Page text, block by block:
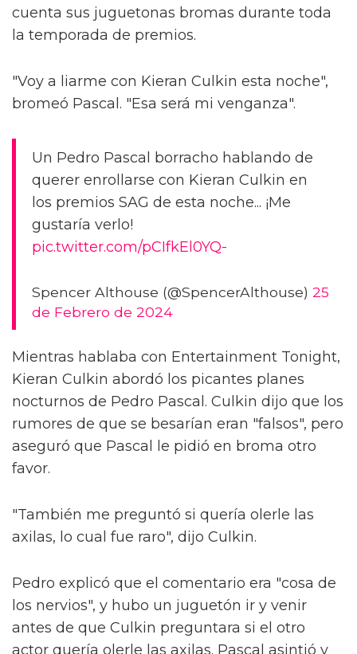
cuenta sus juguetonas bromas durante toda
la temporada de premios.
"Voy a liarme con Kieran Culkin esta noche",
bromeó Pascal. "Esa será mi venganza".
Un Pedro Pascal borracho hablando de
querer enrollarse con Kieran Culkin en
los premios SAG de esta noche... ¡Me
gustaría verlo!
pic.twitter.com/pCIfkEl0YQ-
Spencer Althouse (@SpencerAlthouse) 25
de Febrero de 2024
Mientras hablaba con Entertainment Tonight,
Kieran Culkin abordó los picantes planes
nocturnos de Pedro Pascal. Culkin dijo que los
rumores de que se besarían eran "falsos", pero
aseguró que Pascal le pidió en broma otro
favor.
"También me preguntó si quería olerle las
axilas, lo cual fue raro", dijo Culkin.
Pedro explicó que el comentario era "cosa de
los nervios", y hubo un juguetón ir y venir
antes de que Culkin preguntara si el otro
actor quería olerle las axilas. Pascal asintió y